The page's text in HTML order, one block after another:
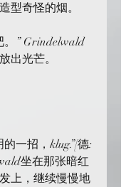
型奇怪的烟。
。” Grindelwald
出光芒。
一招，klug.”[德:
坐在那张暗红
上，继续慢慢地